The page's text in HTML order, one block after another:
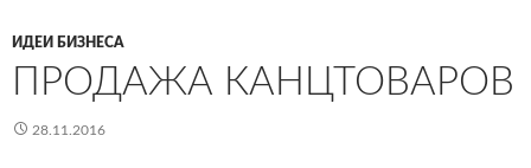
ИДЕИ БИЗНЕСА
ПРОДАЖА КАНЦТОВАРОВ
28.11.2016